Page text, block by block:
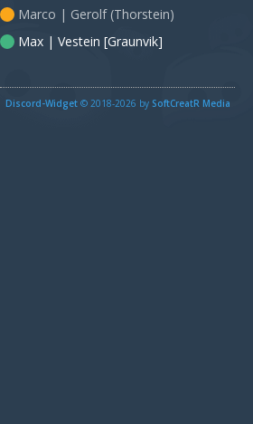
Marco | Gerolf (Thorstein)
Max | Vestein [Graunvik]
Discord-Widget© 2018-2026 by SoftCreatR Media